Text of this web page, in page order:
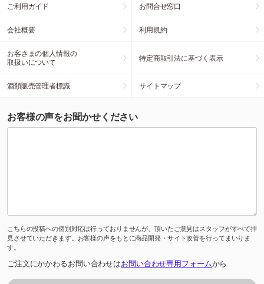
ご利用ガイド お問合せ窓口
会社概要 利用規約
お客さまの個人情報の
取扱いについて
特定商取引法に基づく表示
酒類販売管理者標識 サイトマップ
お客様の声をお聞かせください
こちらの投稿への個別対応は行っておりませんが、頂いたご意見はスタッフがすべて拝
見させていただきます。お客様の声をもとに商品開発・サイト改善を行ってまいりま
す。
ご注文にかかわるお問い合わせはお問い合わせ専用フォームから